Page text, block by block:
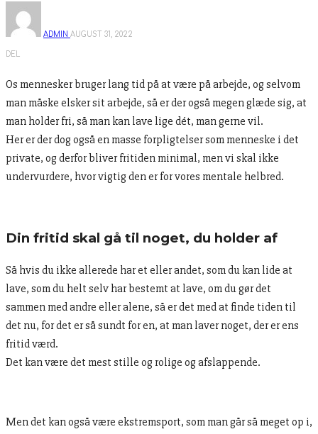
ADMIN AUGUST 31, 2022
DEL
Os mennesker bruger lang tid på at være på arbejde, og selvom
man måske elsker sit arbejde, så er der også megen glæde sig, at
man holder fri, så man kan lave lige dét, man gerne vil.
Her er der dog også en masse forpligtelser som menneske i det
private, og derfor bliver fritiden minimal, men vi skal ikke
undervurdere, hvor vigtig den er for vores mentale helbred.
Din fritid skal gå til noget, du holder af
Så hvis du ikke allerede har et eller andet, som du kan lide at
lave, som du helt selv har bestemt at lave, om du gør det
sammen med andre eller alene, så er det med at finde tiden til
det nu, for det er så sundt for en, at man laver noget, der er ens
fritid værd.
Det kan være det mest stille og rolige og afslappende.
Men det kan også være ekstremsport, som man går så meget op i,